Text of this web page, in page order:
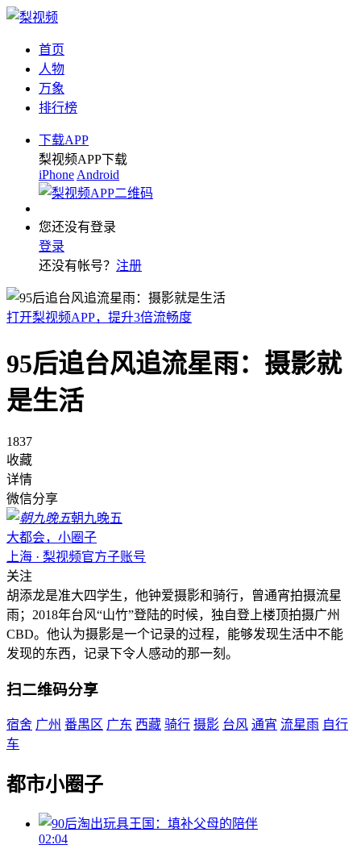
首页
人物
万象
排行榜
下载APP
梨视频APP下载
iPhone Android
您还没有登录
登录
还没有帐号？ 注册
打开梨视频APP，提升3倍流畅度
95后追台风追流星雨：摄影就
是生活
1837
收藏
详情
微信分享
朝九晚五
大都会，小圈子
上海 · 梨视频官方子账号
关注
胡添龙是准大四学生，他钟爱摄影和骑行，曾通宵拍摄流星
雨；2018年台风“山竹”登陆的时候，独自登上楼顶拍摄广州
CBD。他认为摄影是一个记录的过程，能够发现生活中不能
发现的东西，记录下令人感动的那一刻。
扫二维码分享
宿舍 广州 番禺区 广东 西藏 骑行 摄影 台风 通宵 流星雨 自行
车
都市小圈子
02:04